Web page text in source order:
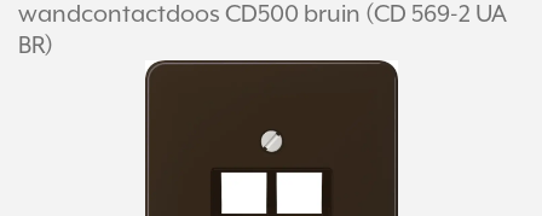
wandcontactdoos CD500 bruin (CD 569-2 UA
BR)